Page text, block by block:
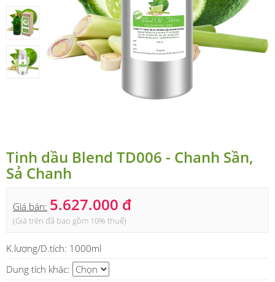
Tinh dầu Blend TD006 - Chanh Sần,
Sả Chanh
Giá bán: 5.627.000 đ
(Giá trên đã bao gồm 10% thuế)
K.lượng/D.tích: 1000ml
Dung tích khác: